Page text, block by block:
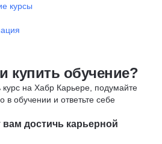
курсы
купить обучение?
на Хабр Карьере, подумайте
в обучении и ответьте себе
достичь карьерной